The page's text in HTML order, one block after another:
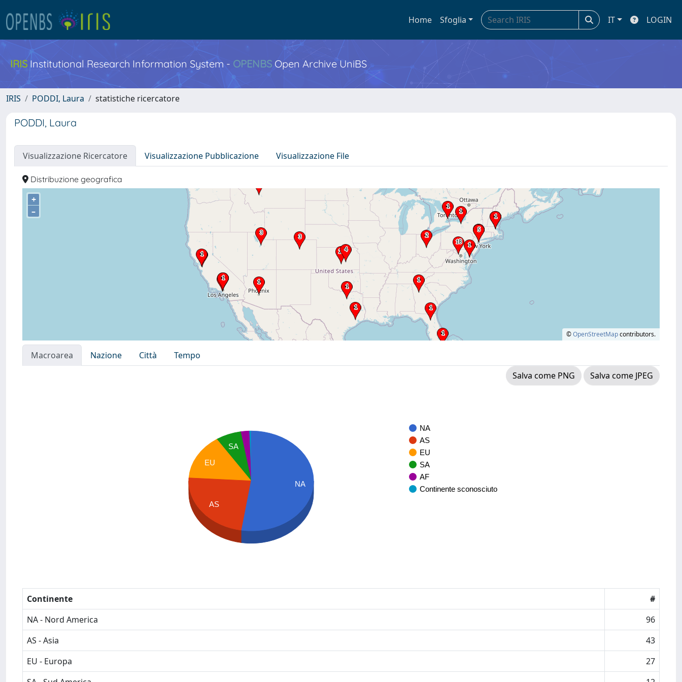
Home Sfoglia IT LOGIN
IRIS Institutional Research Information System - OPENBS Open Archive UniBS
IRIS PODDI, Laura statistiche ricercatore
PODDI, Laura
Visualizzazione Ricercatore Visualizzazione Pubblicazione Visualizzazione File
Distribuzione geografica
+
–
©OpenStreetMapcontributors.
Macroarea Nazione Città
Tempo
Salva come PNG
Salva come JPEG
NA
AS
EU
SA
AF
Continente sconosciuto
SA
EU
AS
NA
Continente
#
NA - Nord America
96
AS - Asia
43
EU - Europa
27